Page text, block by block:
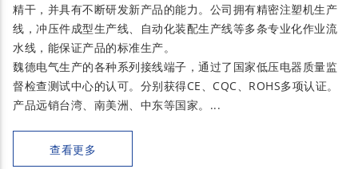
精干，并具有不断研发新产品的能力。公司拥有精密注塑机生产
线，冲压件成型生产线、自动化装配生产线等多条专业化作业流
水线，能保证产品的标准生产。
魏德电气生产的各种系列接线端子，通过了国家低压电器质量监
督检查测试中心的认可。分别获得CE、CQC、ROHS多项认证。
产品远销台湾、南美洲、中东等国家。...
查看更多